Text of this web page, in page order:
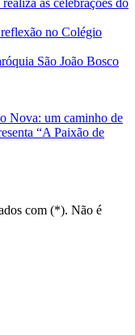
as celebrações do
no Colégio
São João Bosco
Nova: um caminho de
“A Paixão de
com (*). Não é